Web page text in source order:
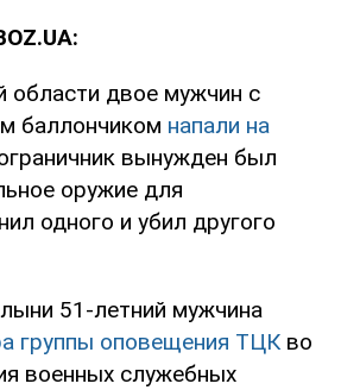
области двое мужчин с
баллончиком напали на
вынужден был
оружие для
одного и убил другого
51-летний мужчина
группы оповещения ТЦК во
военных служебных